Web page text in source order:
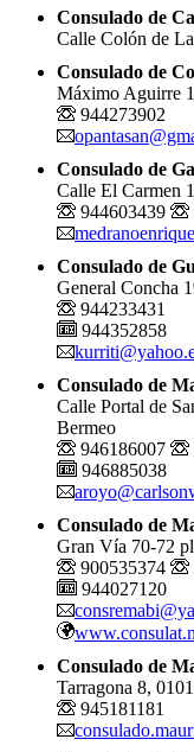
Consulado de
Calle Colón de
Consulado de
Máximo Aguirre
944273902
Consulado de
Calle El Carmen
944603439
Consulado de
General Concha
944233431
944352858
Consulado de
Calle Portal de
Bermeo
946186007
946885038
Consulado de
Gran Vía 70-72
900535374
944027120
Consulado de
Tarragona 8,
945181181